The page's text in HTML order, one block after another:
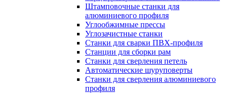
Штамповочные станки для
алюминиевого профиля
Углообжимные прессы
Углозачистные станки
Станки для сварки ПВХ-профиля
Станции для сборки рам
Станки для сверления петель
Автоматические шуруповерты
Станки для сверления алюминиевого
профиля